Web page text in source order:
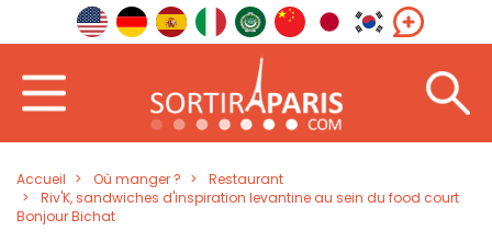
Accueil Où manger ?
Restaurant
Riv'K, sandwiches d'inspiration levantine au sein du food court
Bonjour Bichat